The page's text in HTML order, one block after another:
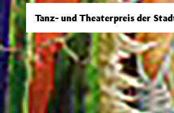
Tanz- und Theaterpreis der